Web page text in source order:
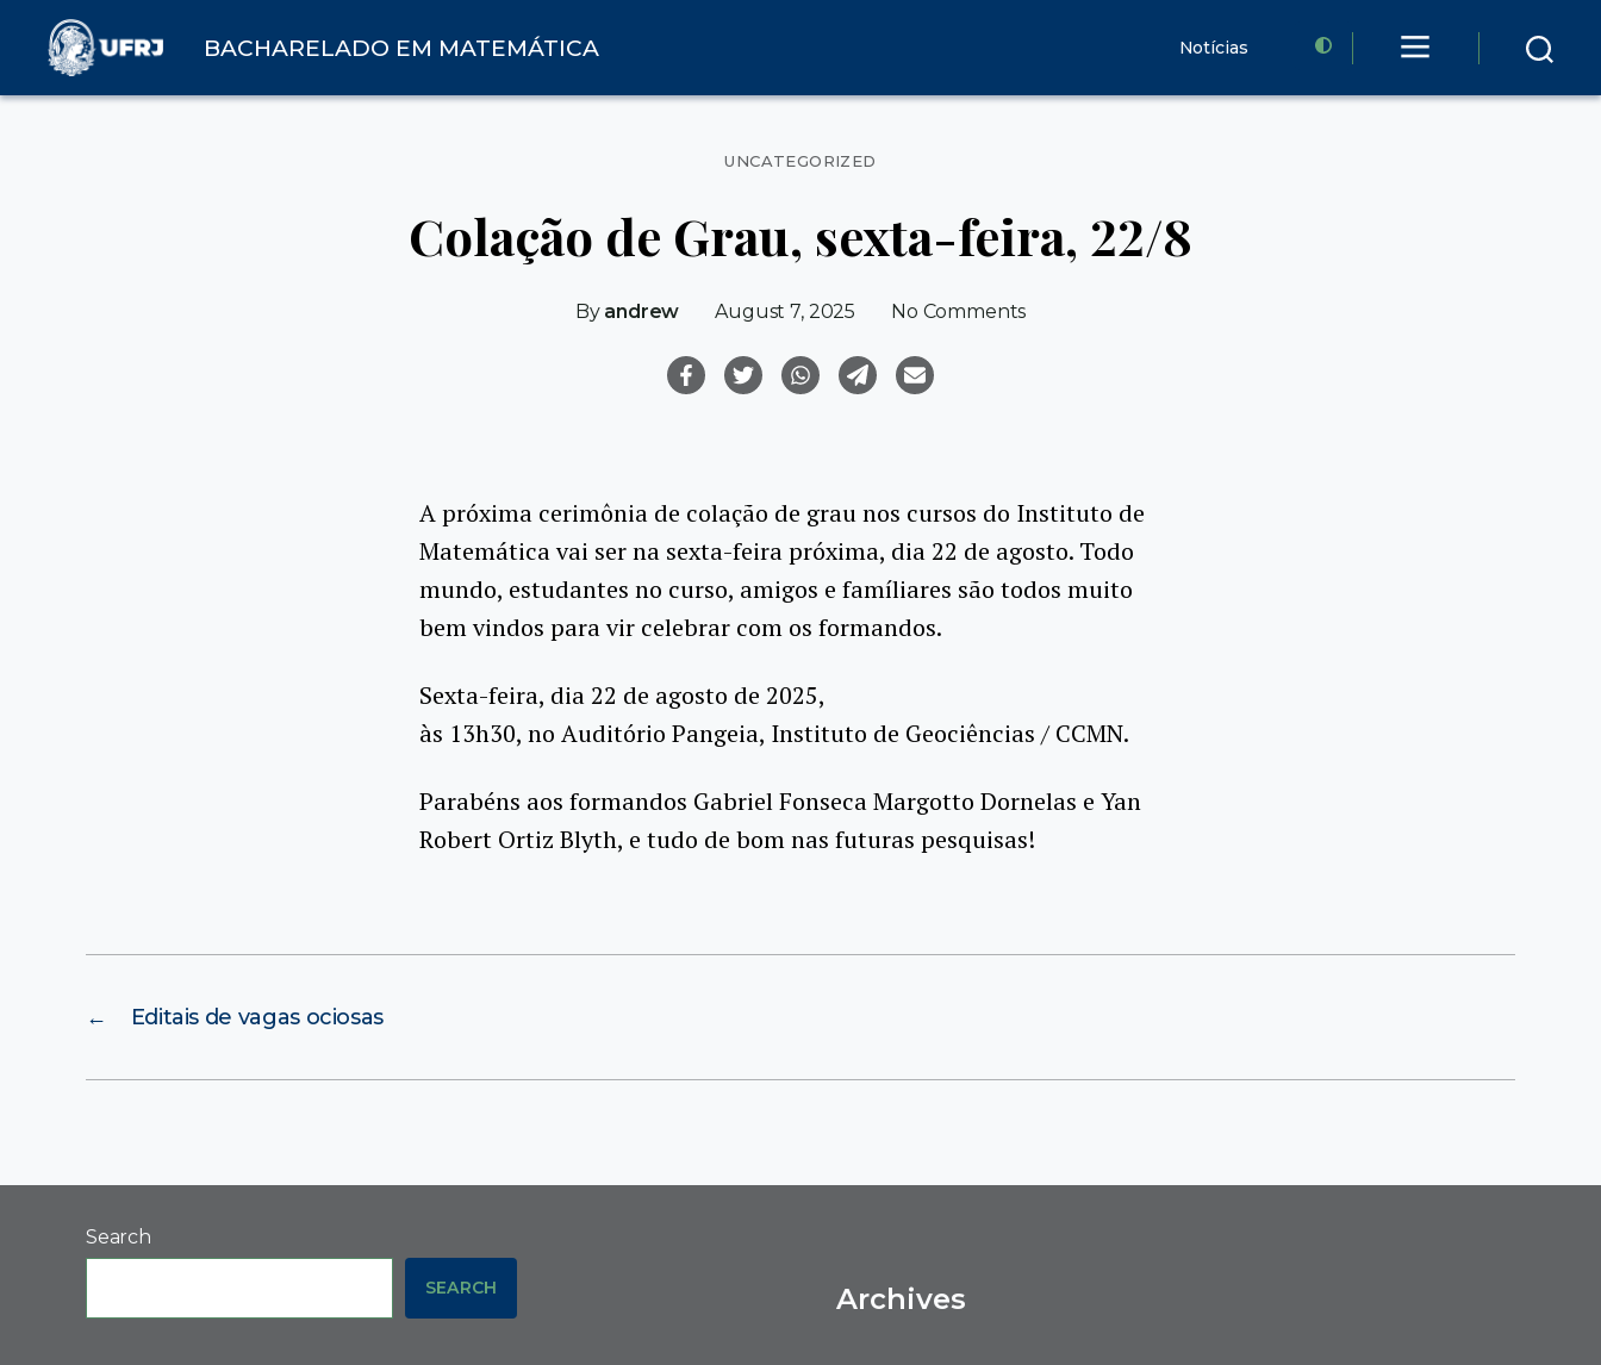
BACHARELADO EM MATEMÁTICA Notícias
Categories
UNCATEGORIZED
Colação de Grau, sexta-feira, 22/8
By andrew August 7, 2025 No Commentson
A próxima cerimônia de colação de grau nos cursos do Instituto de
Matemática vai ser na sexta-feira próxima, dia 22 de agosto. Todo
mundo, estudantes no curso, amigos e famíliares são todos muito
bem vindos para vir celebrar com os formandos.
Sexta-feira, dia 22 de agosto de 2025,
às 13h30, no Auditório Pangeia, Instituto de Geociências / CCMN.
Parabéns aos formandos Gabriel Fonseca Margotto Dornelas e Yan
Robert Ortiz Blyth, e tudo de bom nas futuras pesquisas!
← Editais de vagas ociosas
Search
SEARCH Archives